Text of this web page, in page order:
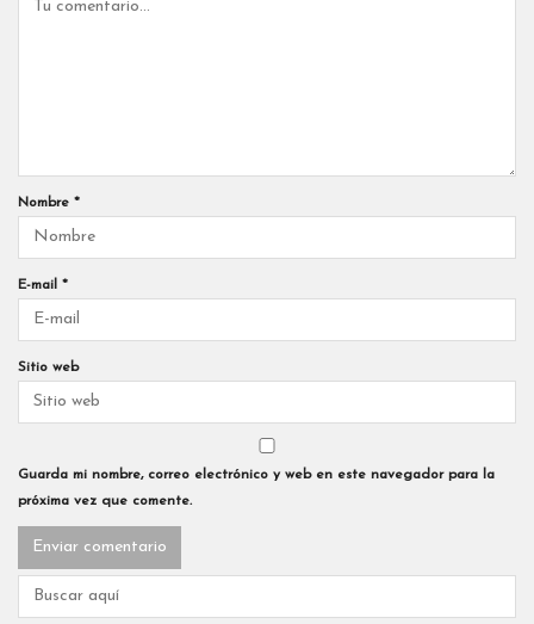
Nombre *
E-mail *
Sitio web
Guarda mi nombre, correo electrónico y web en este navegador para la
próxima vez que comente.